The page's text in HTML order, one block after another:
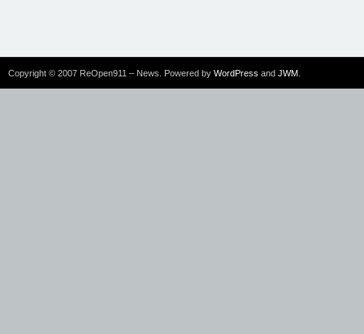
Copyright © 2007 ReOpen911 – News. Powered by WordPress and JWM